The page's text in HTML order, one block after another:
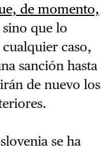
de momento,
sino que lo
caso,
sanción hasta
de nuevo los
se ha